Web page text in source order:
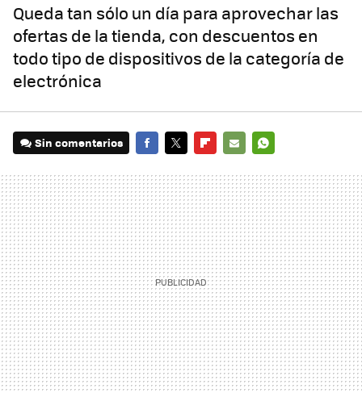
Queda tan sólo un día para aprovechar las
ofertas de la tienda, con descuentos en
todo tipo de dispositivos de la categoría de
electrónica
Sin comentarios
MAIL